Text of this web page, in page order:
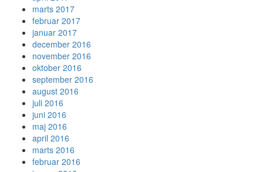
marts 2017
februar 2017
januar 2017
december 2016
november 2016
oktober 2016
september 2016
august 2016
juli 2016
juni 2016
maj 2016
april 2016
marts 2016
februar 2016